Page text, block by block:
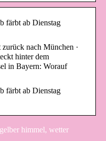
färbt ab Dienstag
nach München ·
hinter dem
in Bayern: Worauf
färbt ab Dienstag
himmel, wetter